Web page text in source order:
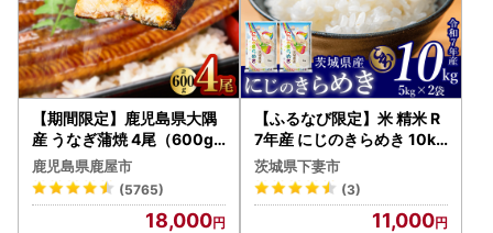
【期間限定】鹿児島県大隅
産 うなぎ蒲焼 4尾（600g
） KN007-004-04-cp18
うなぎ 鰻 魚 惣菜 総菜
鹿児島県鹿屋市
(5765)
18,000
【ふるなび限定】米 精米 R
7年産 にじのきらめき 10kg
10月 FN-Limited-PR
茨城県下妻市
(3)
11,000